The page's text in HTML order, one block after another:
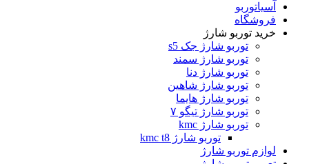
آسیاتوربو
فروشگاه
خرید توربو شارژ
توربو شارژ جک s5
توربو شارژ سمند
توربو شارژ دنا
توربو شارژ شاهین
توربو شارژ هایما
توربو شارژ تیگو ۷
توربو شارژ kmc
توربو شارژ kmc t8
لوازم توربو شارژ